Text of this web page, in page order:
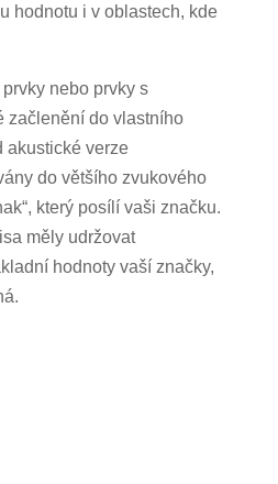
hodnotu i v oblastech, kde
nebo prvky s
začlenění do vlastního
akustické verze
do většího zvukového
který posílí vaši značku.
měly udržovat
hodnoty vaší značky,